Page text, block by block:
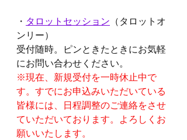
・ タロットセッション （タロットオ
ンリー）
受付随時。ピンときたときにお気軽
にお問い合わせください。
※現在、新規受付を一時休止中で
す。すでにお申込みいただいている
皆様には、日程調整のご連絡をさせ
ていただいております。よろしくお
願いいたします。